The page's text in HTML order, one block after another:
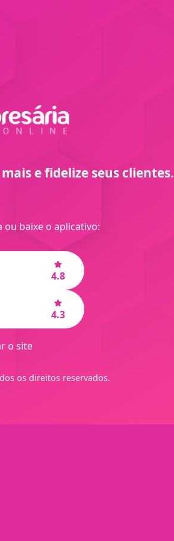
e fidelize seus clientes.
ou baixe o aplicativo:
4.8
4.3
o site
os direitos reservados.